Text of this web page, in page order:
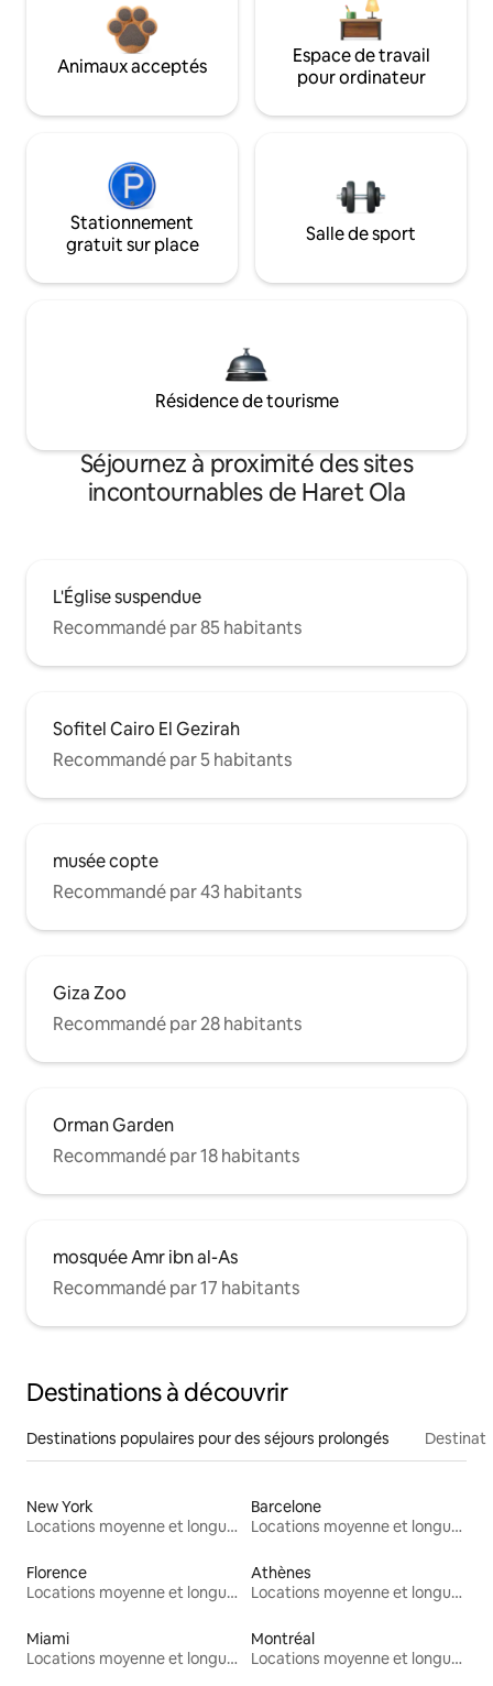
Animaux acceptés
Espace de travail
pour ordinateur
Stationnement
gratuit sur place
Salle de sport
Résidence de tourisme
Séjournez à proximité des sites
incontournables de Haret Ola
L'Église suspendue
Recommandé par 85 habitants
Sofitel Cairo El Gezirah
Recommandé par 5 habitants
musée copte
Recommandé par 43 habitants
Giza Zoo
Recommandé par 28 habitants
Orman Garden
Recommandé par 18 habitants
mosquée Amr ibn al-As
Recommandé par 17 habitants
Destinations à découvrir
Destinations populaires pour des séjours prolongés
New York
Locations moyenne et longue durée
Barcelone
Locations moyenne et longue durée
Florence
Locations moyenne et longue durée
Athènes
Locations moyenne et longue durée
Miami
Locations moyenne et longue durée
Montréal
Locations moyenne et longue durée